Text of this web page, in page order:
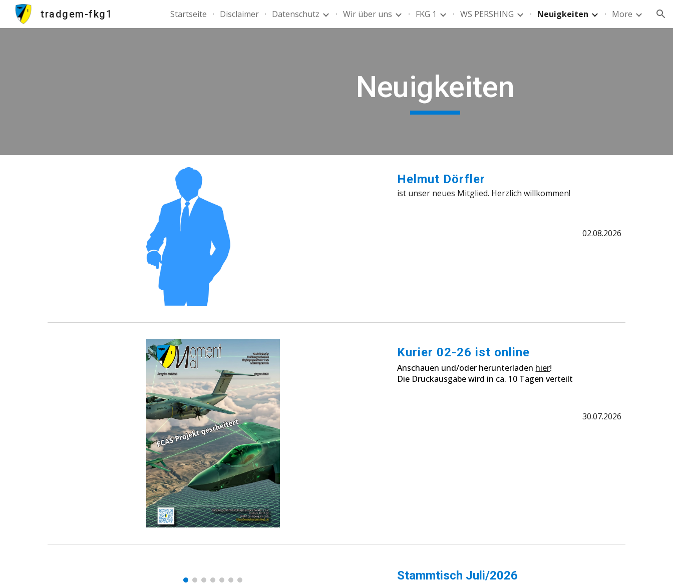
Skip to main content Skip to navigation
tradgem-fkg1 Startseite Disclaimer Datenschutz Wir über uns FKG 1 WS PERSHING Neuigkeiten More
Neuigkeiten
Helmut Dörfler
ist unser neues Mitglied. Herzlich willkommen!
02.08.2026
Kurier 02-26 ist online
Anschauen und/oder herunterladen hier!
Die Druckausgabe wird in ca. 10 Tagen verteilt
30.07.2026
Stammtisch Juli/2026